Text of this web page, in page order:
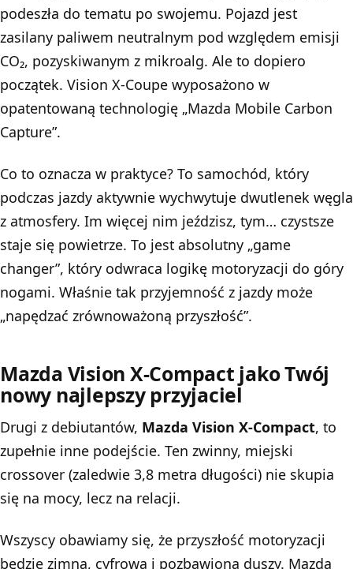
podeszła do tematu po swojemu. Pojazd jest
zasilany paliwem neutralnym pod względem emisji
CO₂, pozyskiwanym z mikroalg. Ale to dopiero
początek. Vision X-Coupe wyposażono w
opatentowaną technologię „Mazda Mobile Carbon
Capture”.
Co to oznacza w praktyce? To samochód, który
podczas jazdy aktywnie wychwytuje dwutlenek węgla
z atmosfery. Im więcej nim jeździsz, tym… czystsze
staje się powietrze. To jest absolutny „game
changer”, który odwraca logikę motoryzacji do góry
nogami. Właśnie tak przyjemność z jazdy może
„napędzać zrównoważoną przyszłość”.
Mazda Vision X-Compact jako Twój
nowy najlepszy przyjaciel
Drugi z debiutantów, Mazda Vision X-Compact, to
zupełnie inne podejście. Ten zwinny, miejski
crossover (zaledwie 3,8 metra długości) nie skupia
się na mocy, lecz na relacji.
Wszyscy obawiamy się, że przyszłość motoryzacji
będzie zimna, cyfrowa i pozbawiona duszy. Mazda